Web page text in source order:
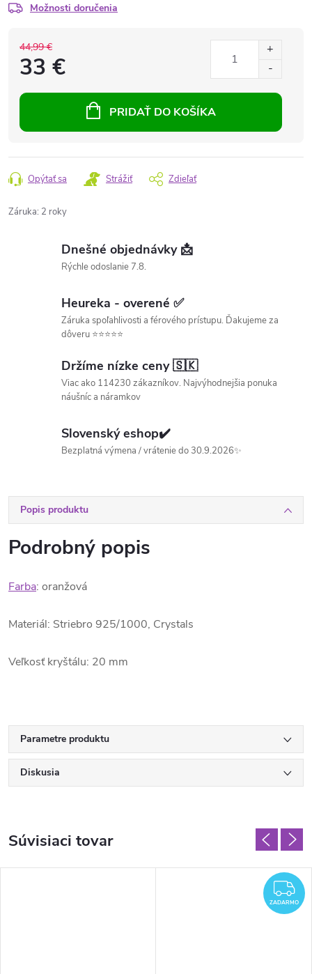
Možnosti doručenia
44,99 €
33 €
PRIDAŤ DO KOŠÍKA
Opýtať sa Strážiť Zdieľať
Záruka: 2 roky
Dnešné objednávky 📩
Rýchle odoslanie 7.8.
Heureka - overené ✅
Záruka spoľahlivosti a férového prístupu. Ďakujeme za
dôveru ⭐⭐⭐⭐⭐
Držíme nízke ceny 🇸🇰
Viac ako 114230 zákazníkov. Najvýhodnejšia ponuka
náušníc a náramkov
Slovenský eshop✔️
Bezplatná výmena / vrátenie do 30.9.2026✨
Popis produktu
Podrobný popis
Farba: oranžová
Materiál: Striebro 925/1000, Crystals
Veľkosť kryštálu: 20 mm
Parametre produktu
Diskusia
Súvisiaci tovar
ZADARMO